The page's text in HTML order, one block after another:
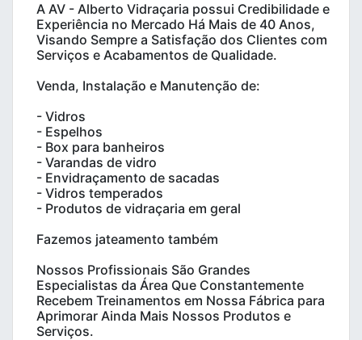
A AV - Alberto Vidraçaria possui Credibilidade e
Experiência no Mercado Há Mais de 40 Anos,
Visando Sempre a Satisfação dos Clientes com
Serviços e Acabamentos de Qualidade.
Venda, Instalação e Manutenção de:
- Vidros
- Espelhos
- Box para banheiros
- Varandas de vidro
- Envidraçamento de sacadas
- Vidros temperados
- Produtos de vidraçaria em geral
Fazemos jateamento também
Nossos Profissionais São Grandes
Especialistas da Área Que Constantemente
Recebem Treinamentos em Nossa Fábrica para
Aprimorar Ainda Mais Nossos Produtos e
Serviços.